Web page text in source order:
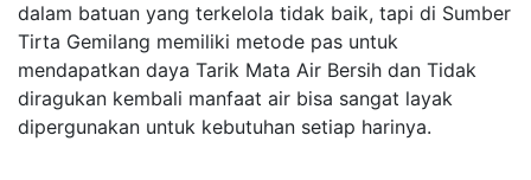
dalam batuan yang terkelola tidak baik, tapi di Sumber
Tirta Gemilang memiliki metode pas untuk
mendapatkan daya Tarik Mata Air Bersih dan Tidak
diragukan kembali manfaat air bisa sangat layak
dipergunakan untuk kebutuhan setiap harinya.